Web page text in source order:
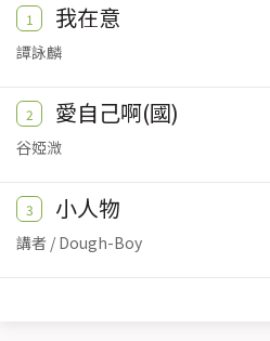
1 我在意
譚詠麟
2 愛自己啊(國)
谷婭溦
3 小人物
講者 / Dough-Boy